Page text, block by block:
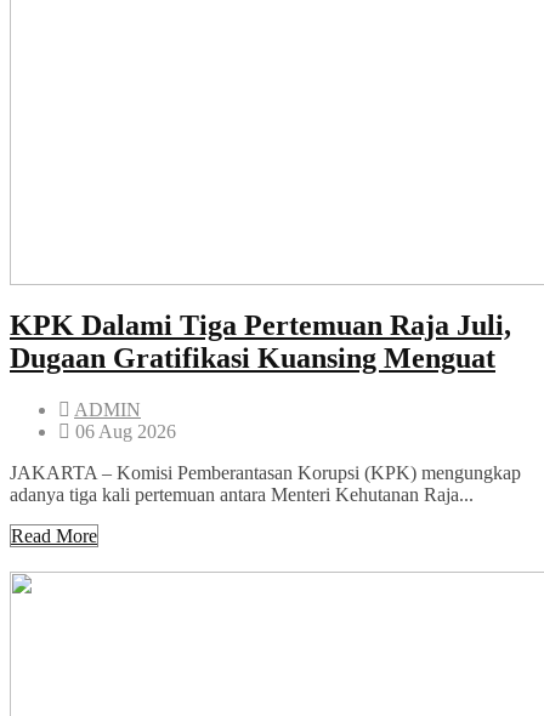
KPK Dalami Tiga Pertemuan Raja Juli,
Dugaan Gratifikasi Kuansing Menguat
ADMIN
06 Aug 2026
JAKARTA – Komisi Pemberantasan Korupsi (KPK) mengungkap
adanya tiga kali pertemuan antara Menteri Kehutanan Raja...
Read More